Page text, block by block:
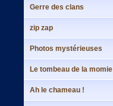
Gerre des clans
zip zap
Photos mystérieuses
Le tombeau de la momie
Ah le chameau !